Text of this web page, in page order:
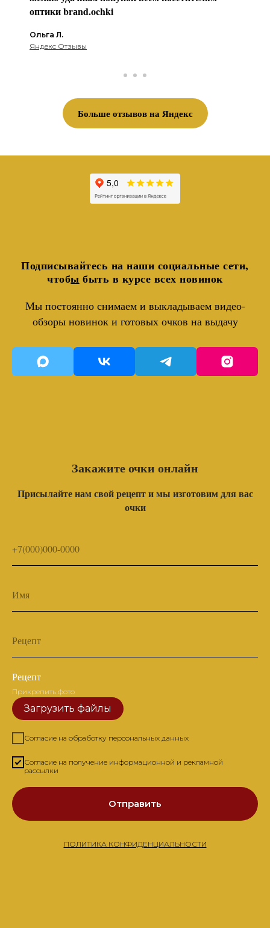
оптики brаnd.ochki
Ольга Л.
Яндекс Отзывы
Больше отзывов на Яндекс
Подписывайтесь на наши социальные сети,
чтобы быть в курсе всех новинок
Мы постоянно снимаем и выкладываем видео-
обзоры новинок и готовых очков на выдачу
Закажите очки онлайн
Присылайте нам свой рецепт и мы изготовим для вас
очки
+7(000)000-0000
Имя
Рецепт
Рецепт
Прикрепить фото
Загрузить файлы
Согласие на обработку персональных данных
Согласие на получение информационной и рекламной
рассылки
Отправить
ПОЛИТИКА КОНФИДЕНЦИАЛЬНОСТИ